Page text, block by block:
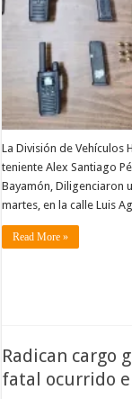
La División de Vehículos
teniente Alex Santiago
Bayamón, Diligenciaron
martes, en la calle Luis
Read More »
Radican cargo
fatal ocurrido